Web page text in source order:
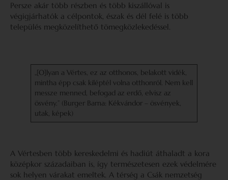
Persze akár több részben és több kiszállóval is
végigjárhatók a célpontok, észak és dél felé is több
település megközelíthető tömegközlekedéssel.
„[O]lyan a Vértes, ez az otthonos, belakott vidék,
mintha épp csak kiléptél volna otthonról. Nem kell
messze menned, befogad az erdő, elvisz az
ösvény.” (Burger Barna: Kékvándor – ösvények,
utak, képek)
A Vértesben több kereskedelmi és hadiút áthaladt a kora
középkor századaiban is, így természetesen ezek védelmére
sok helyen várakat emeltek. A térség a Csák nemzetség